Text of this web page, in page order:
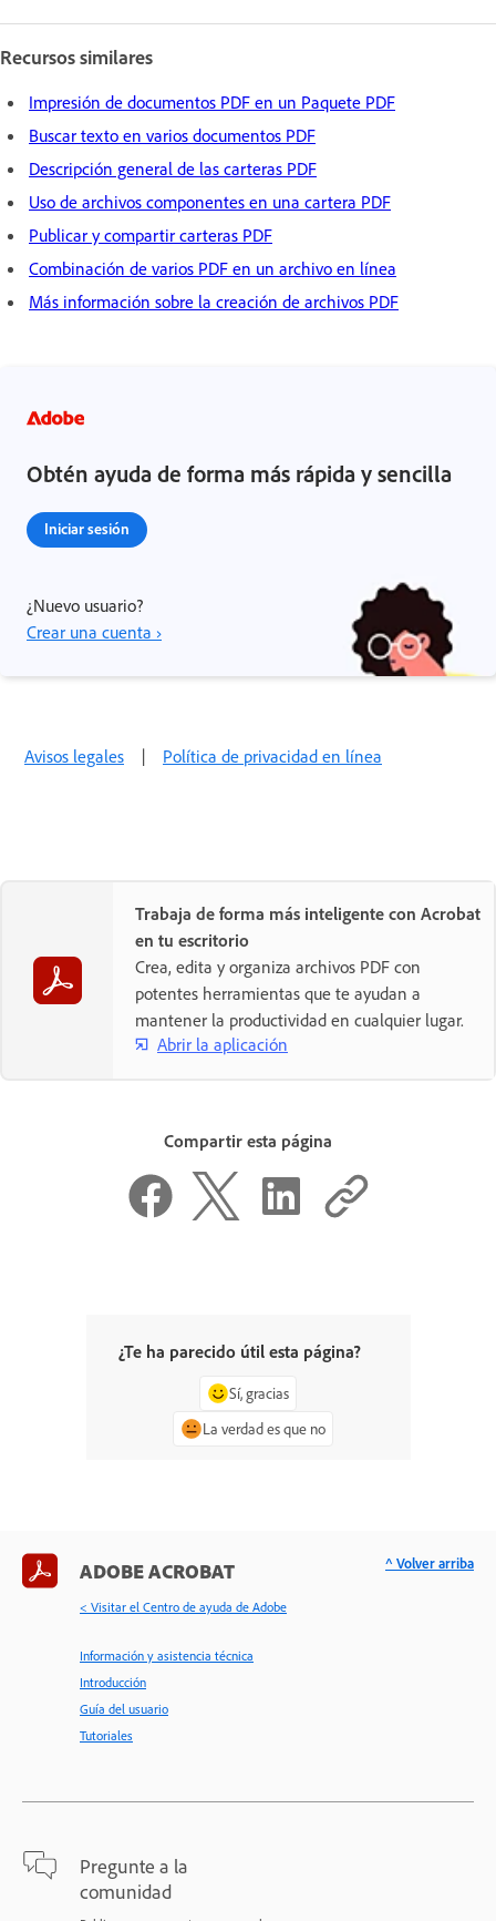
Recursos similares
Impresión de documentos PDF en un Paquete PDF
Buscar texto en varios documentos PDF
Descripción general de las carteras PDF
Uso de archivos componentes en una cartera PDF
Publicar y compartir carteras PDF
Combinación de varios PDF en un archivo en línea
Más información sobre la creación de archivos PDF
Obtén ayuda de forma más rápida y sencilla
Iniciar sesión
¿Nuevo usuario?
Crear una cuenta ›
Avisos legales | Política de privacidad en línea
Trabaja de forma más inteligente con Acrobat
en tu escritorio
Crea, edita y organiza archivos PDF con
potentes herramientas que te ayudan a
mantener la productividad en cualquier lugar.
Abrir la aplicación
Compartir esta página
¿Te ha parecido útil esta página?
Sí, gracias
La verdad es que no
ADOBE ACROBAT
< Visitar el Centro de ayuda de Adobe
Información y asistencia técnica
Introducción
Guía del usuario
Tutoriales
Pregunte a la
comunidad
^ Volver arriba